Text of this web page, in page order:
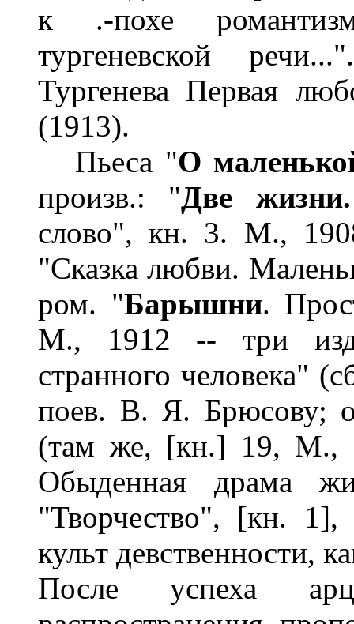
к .-похе
тургеневской
Тургенева Первая
(1913).
Пьеса "О
произв.: "Две жизни.
слово", кн. 3. М.,
"Сказка любви.
ром. "Барышни.
М., 1912 -- три
странного человека"
поев. В. Я. Брюсову;
(там же, [кн.] 19, М.,
Обыденная драма
"Творчество", [кн.
культ девственности,
После успеха